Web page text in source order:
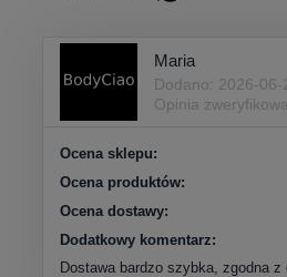
Maria
Dodano: 2026-06-
Opinia
Ocena sklepu:
Ocena produktów:
Ocena dostawy:
Dodatkowy komentarz:
Dostawa bardzo szybka, zgodna z